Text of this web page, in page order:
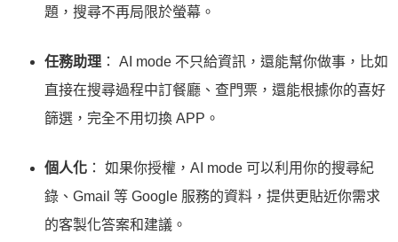
題，搜尋不再局限於螢幕。
任務助理 ： AI mode 不只給資訊，還能幫你做事，比如
直接在搜尋過程中訂餐廳、查門票，還能根據你的喜好
篩選，完全不用切換 APP。
個人化 ： 如果你授權，AI mode 可以利用你的搜尋紀
錄、Gmail 等 Google 服務的資料，提供更貼近你需求
的客製化答案和建議。